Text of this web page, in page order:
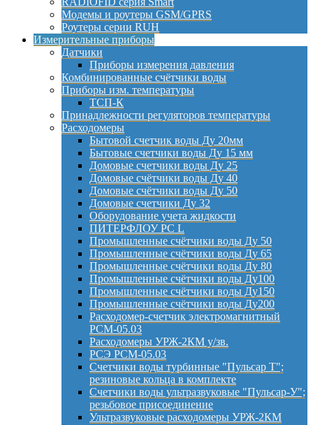
Модемы и роутеры GSM/GPRS
Роутеры серии RUH
Измерительные приборы
Датчики
Приборы измерения давления
Комбинированные счётчики воды
Приборы изм. температуры
ТСП-К
Принадлежности регуляторов температуры
Расходомеры
Бытовой счетчик воды Ду 20мм
Бытовые счетчики воды Ду 15 мм
Домовые счетчики воды Ду 25
Домовые счётчики воды Ду 40
Домовые счётчики воды Ду 50
Домовые счетчики Ду 32
Оборудование учета жидкости
ПИТЕРФЛОУ РС L
Промышленные счётчики воды Ду 50
Промышленные счётчики воды Ду 65
Промышленные счётчики воды Ду 80
Промышленные счётчики воды Ду100
Промышленные счётчики воды Ду150
Промышленные счётчики воды Ду200
Расходомер-счетчик электромагнитный
РСМ-05.03
Расходомеры УРЖ-2КМ у/зв.
РСЭ РСМ-05.03
Счетчики воды турбинные "Пульсар Т";
резиновые кольца в комплекте
Счетчики воды ультразвуковые "Пульсар-У";
резьбовое присоединение
Ультразвуковые расходомеры УРЖ-2КМ